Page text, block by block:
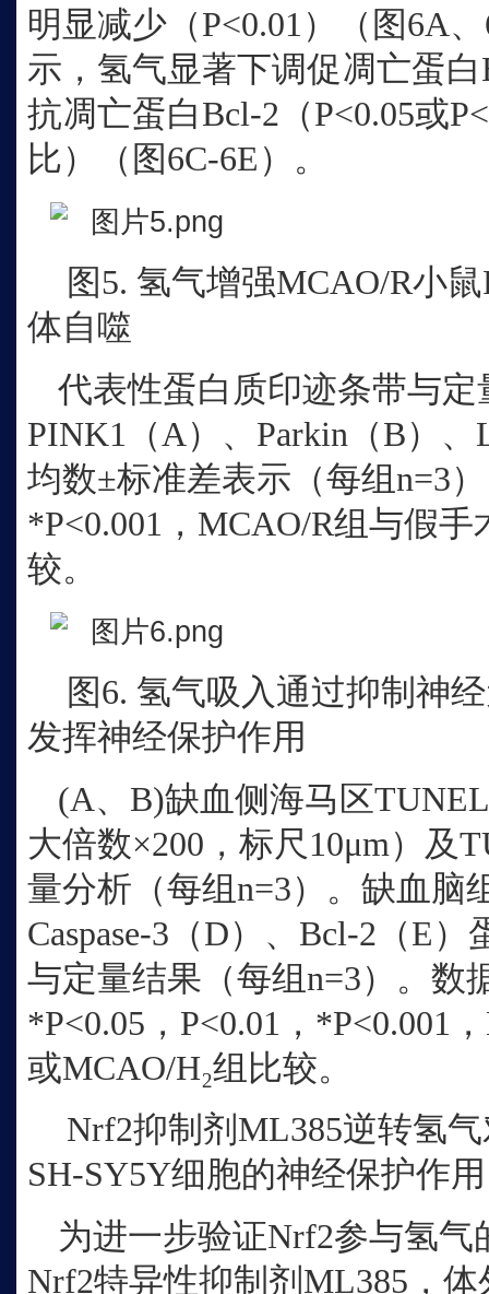
明显减少（P<0.01）（图6A
示，氢气显著下调促凋亡蛋白
抗凋亡蛋白Bcl‑2（P<0.05或
比）（图6C‑6E）。
图 5. 氢气增强MCAO/R小
体自噬
代表性蛋白质印迹条带与定
PINK1（A）、Parkin（B）
均数±标准差表示（每组n=3
*P<0.001，MCAO/R组与假
较。
图 6. 氢气吸入通过抑制神
发挥神经保护作用
(A、B)缺血侧海马区
大倍数×200，标尺10μm）及
量分析（每组n=3）。缺血脑
Caspase‑3（D）、Bcl‑2（E
与定量结果（每组n=3）。数
*P<0.05，P<0.01，*P<0.001
或MCAO/H₂组比较。
Nrf2抑制剂ML385逆转氢
SH‑SY5Y细胞的神经保护作用
为进一步验证Nrf2参与氢气
Nrf2特异性抑制剂ML385，